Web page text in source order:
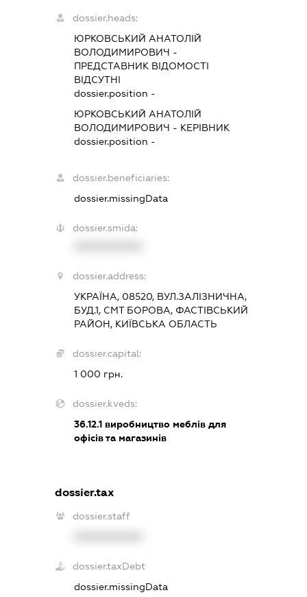
dossier.heads:
ЮРКОВСЬКИЙ АНАТОЛІЙ
ВОЛОДИМИРОВИЧ -
ПРЕДСТАВНИКВІДОМОСТІ
ВІДСУТНІ
dossier.position -
ЮРКОВСЬКИЙ АНАТОЛІЙ
ВОЛОДИМИРОВИЧ - КЕРІВНИК
dossier.position -
dossier.beneficiaries:
dossier.missingData
dossier.smida:
dossier.address:
УКРАЇНА, 08520, ВУЛ.ЗАЛІЗНИЧНА,
БУД.1, СМТ БОРОВА, ФАСТІВСЬКИЙ
РАЙОН, КИЇВСЬКА ОБЛАСТЬ
dossier.capital:
1 000 грн.
dossier.kveds:
36.12.1виробництво меблів для
офісів та магазинів
dossier.tax
dossier.staff
dossier.taxDebt
dossier.missingData